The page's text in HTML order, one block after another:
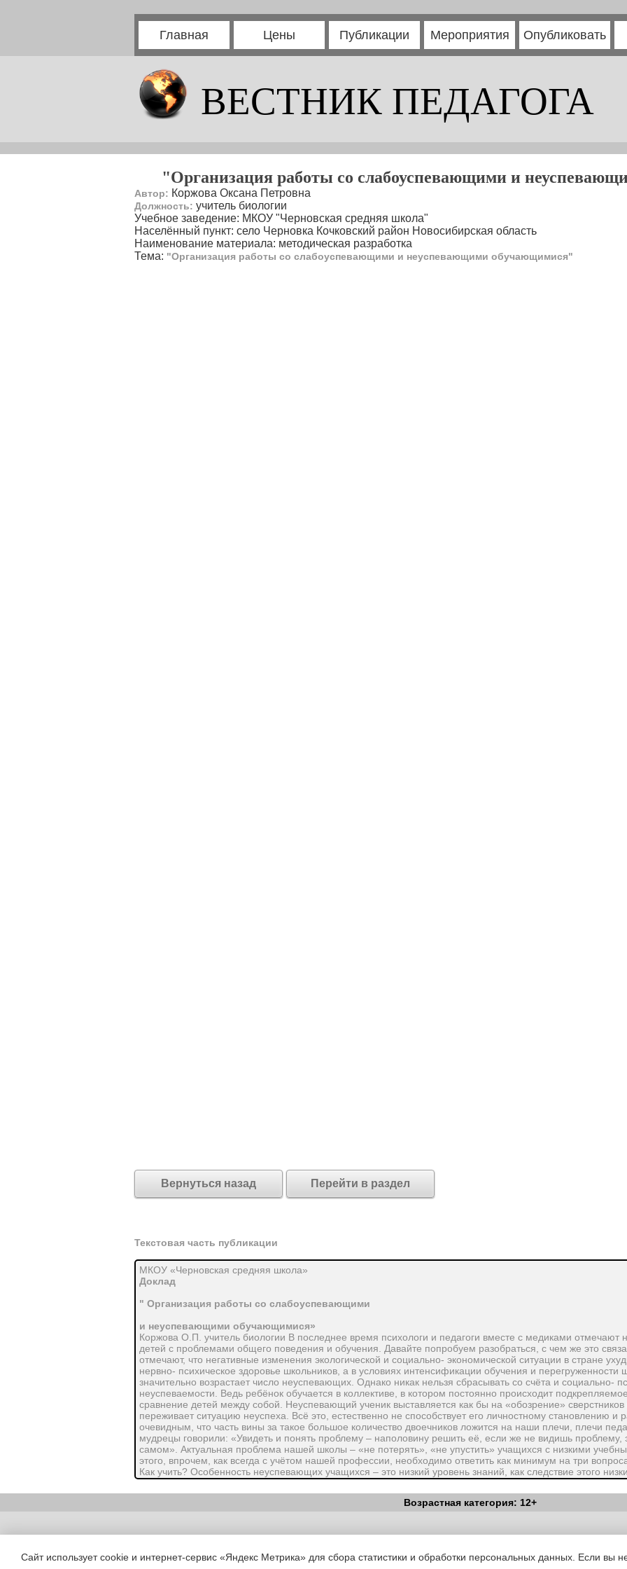
Главная Цены Публикации Мероприятия Опубликовать
ВЕСТНИК ПЕДАГОГА
"Организация работы со слабоуспевающими и
Автор: Коржова Оксана Петровна
Должность: учитель биологии
Учебное заведение: МКОУ "Черновская средняя школа"
Населённый пункт: село Черновка Кочковский район Новосибирская область
Наименование материала: методическая разработка
Тема: "Организация работы со слабоуспевающими и неуспевающими обучающимися"
Вернуться назад Перейти в раздел
Текстовая часть публикации
МКОУ «Черновская средняя школа»
Доклад
" Организация работы со слабоуспевающими
и неуспевающими обучающимися»
Коржова О.П. учитель биологии В последнее время психологи и педагоги вместе с медиками отмечают
детей с проблемами общего поведения и обучения. Давайте попробуем разобраться, с чем же это
отмечают, что негативные изменения экологической и социально- экономической ситуации в стране
нервно- психическое здоровье школьников, а в условиях интенсификации обучения и перегруженности
значительно возрастает число неуспевающих. Однако никак нельзя сбрасывать со счёта и социально-
неуспеваемости. Ведь ребёнок обучается в коллективе, в котором постоянно происходит
сравнение детей между собой. Неуспевающий ученик выставляется как бы на «обозрение» сверстников
переживает ситуацию неуспеха. Всё это, естественно не способствует его личностному становлению и
очевидным, что часть вины за такое большое количество двоечников ложится на наши плечи, плечи
мудрецы говорили: «Увидеть и понять проблему – наполовину решить её, если же не видишь проблему,
самом». Актуальная проблема нашей школы – «не потерять», «не упустить» учащихся с низкими
этого, впрочем, как всегда с учётом нашей профессии, необходимо ответить как минимум на три
Как учить? Особенность неуспевающих учащихся – это низкий уровень знаний, как следствие этого
интеллектуального развития, отсутствие познавательного интереса, не сформированы элементарные
учащиеся требуют индивидуального подхода с психологической и педагогической (в плане обучения)
родителей как союзников учителя – предметника, дети, в основном, из асоциальных семей, отсутствие
системы и головного мозга. Проявляется: Не умеет устанавливать причинно-следственные связи.
Возрастная категория: 12+
Copyright (c) |Вестник Педагога|Об издании|Условия|Политика
Сайт использует cookie и интернет-сервис «Яндекс Метрика» для сбора статистики и обработки персональных данных. Если вы